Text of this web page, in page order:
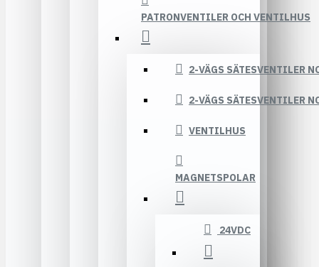
PATRONVENTILER OCH VENTILHUS
2-VÄGS SÄTESVENTILER
2-VÄGS SÄTESVENTILER
VENTILHUS
MAGNETSPOLAR
24VDC